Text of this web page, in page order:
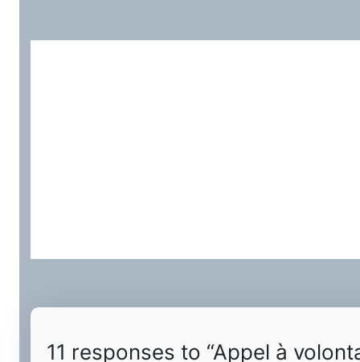
11 responses to “Appel à